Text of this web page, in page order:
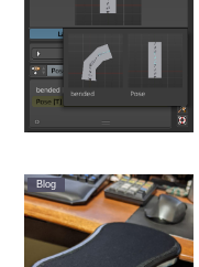
Blog